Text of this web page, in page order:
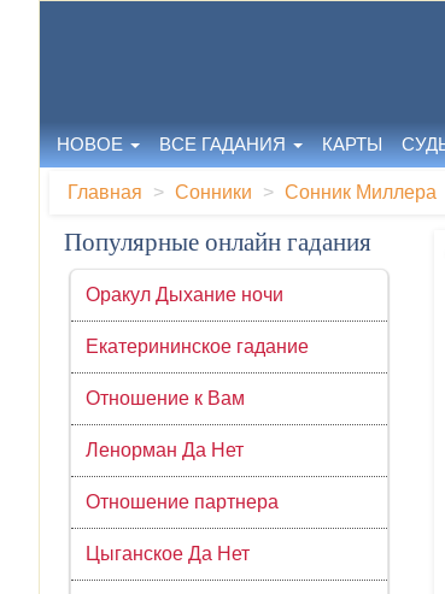
НОВОЕ ВСЕ ГАДАНИЯ КАРТЫ
Главная Сонники Сонник Миллера
Популярные онлайн гадания
Оракул Дыхание ночи
Екатерининское гадание
Отношение к Вам
Ленорман Да Нет
Отношение партнера
Цыганское Да Нет